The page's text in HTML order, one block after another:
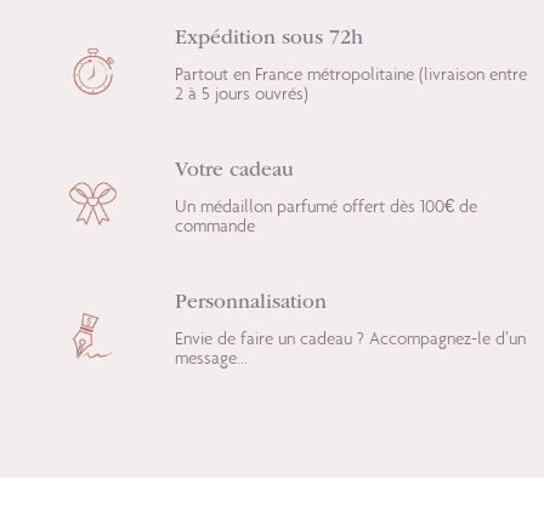
Expédition sous 72h
Partout en France métropolitaine (livraison entre
2 à 5 jours ouvrés)
Votre cadeau
Un médaillon parfumé offert dès 100€ de
commande
Personnalisation
Envie de faire un cadeau ? Accompagnez-le d’un
message...